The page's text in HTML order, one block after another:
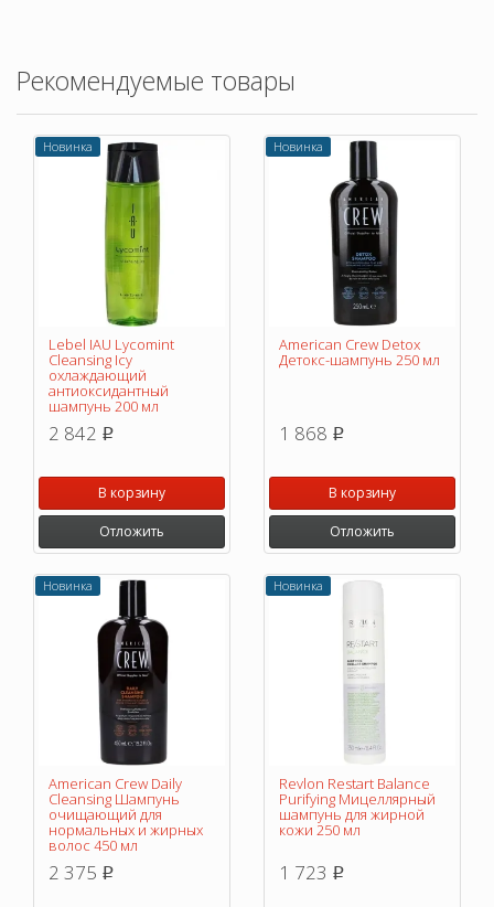
Рекомендуемые товары
Новинка
Lebel IAU Lycomint
Cleansing Icy
охлаждающий
антиоксидантный
шампунь 200 мл
2 842 p
В корзину
Отложить
Новинка
American Crew Detox
Детокс-шампунь 250 мл
1 868 p
В корзину
Отложить
Новинка
American Crew Daily
Cleansing Шампунь
очищающий для
нормальных и жирных
волос 450 мл
2 375 p
Новинка
Revlon Restart Balance
Purifying Мицеллярный
шампунь для жирной
кожи 250 мл
1 723 p